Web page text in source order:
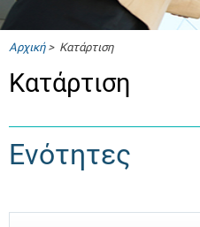
Αρχική> Κατάρτιση
Κατάρτιση
Ενότητες